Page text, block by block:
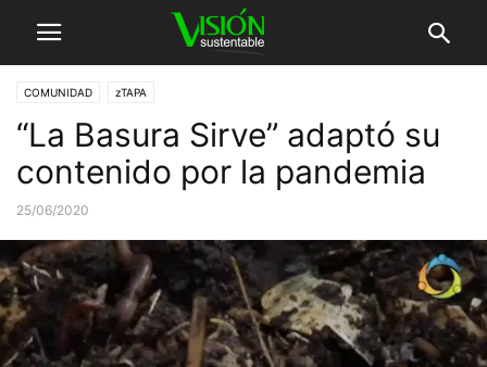
COMUNIDAD zTAPA
“La Basura Sirve” adaptó su
contenido por la pandemia
25/06/2020